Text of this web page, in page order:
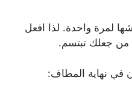
لمرة واحدة. لذا افعل
من جعلك تبتسم.